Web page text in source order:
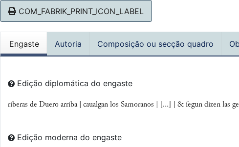
COM_FABRIK_PRINT_ICON_LABEL
Engaste Autoria Composição ou secção quadro
Edição diplomática do engaste
riberas de Duero arriba | caualgan los Samoranos | [...] | & ſegun dizen las
Edição moderna do engaste